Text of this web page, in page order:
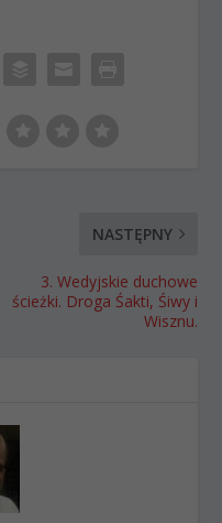
NASTĘPNY
3. Wedyjskie duchowe
ścieżki. Droga Śakti, Śiwy i
Wisznu.